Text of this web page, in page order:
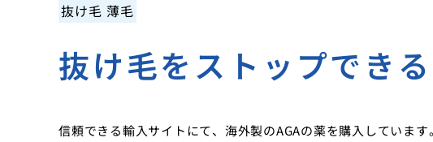
抜け毛 薄毛
抜け毛をストップでき
信頼できる輸入サイトにて、海外製のAGAの薬を購入していま